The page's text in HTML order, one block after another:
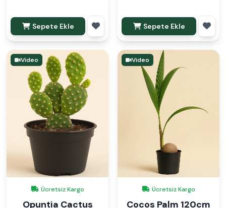
Sepete Ekle Sepete Ekle
Video
Ücretsiz Kargo
Opuntia Cactus
Video
Ücretsiz Kargo
Cocos Palm 120cm